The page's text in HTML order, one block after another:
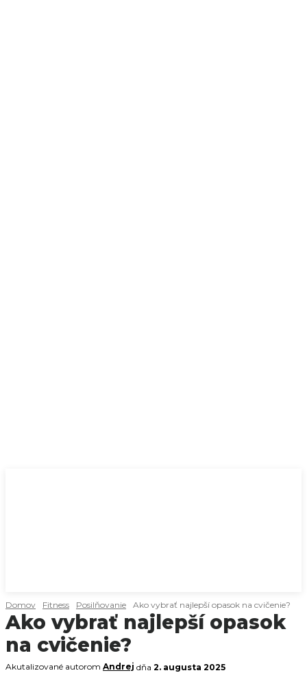
Domov Fitness Posilňovanie Ako vybrať najlepší opasok na cvičenie?
Ako vybrať najlepší opasok
na cvičenie?
Akutalizované autorom Andrej dňa 2. augusta 2025